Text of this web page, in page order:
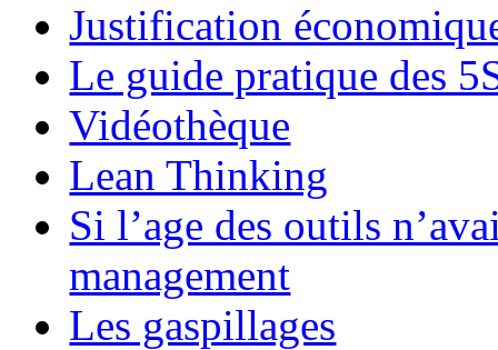
Justification
Le guide pratique des
Vidéothèque
Lean Thinking
Si l’age des outils
management
Les gaspillages